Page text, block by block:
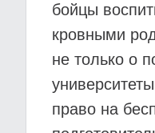
бойцы
кровными
не только о
право на